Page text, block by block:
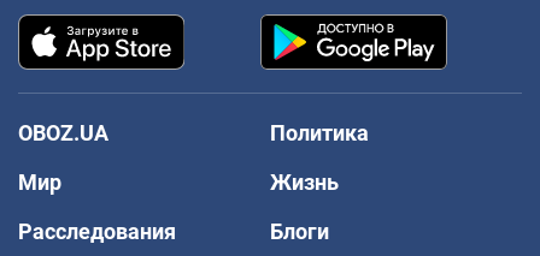
OBOZ.UA
Политика
Мир
Жизнь
Расследования
Блоги